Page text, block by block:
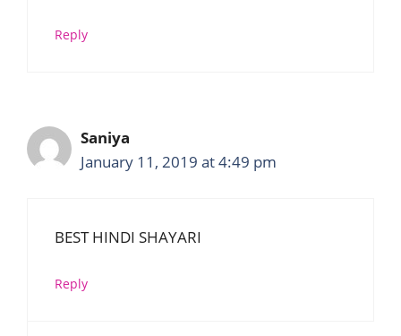
Reply
Saniya
January 11, 2019 at 4:49 pm
BEST HINDI SHAYARI
Reply